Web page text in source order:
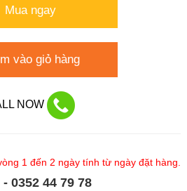
Mua ngay
vào giỏ hàng
NOW
1 đến 2 ngày tính từ ngày đặt hàng.
0352 44 79 78